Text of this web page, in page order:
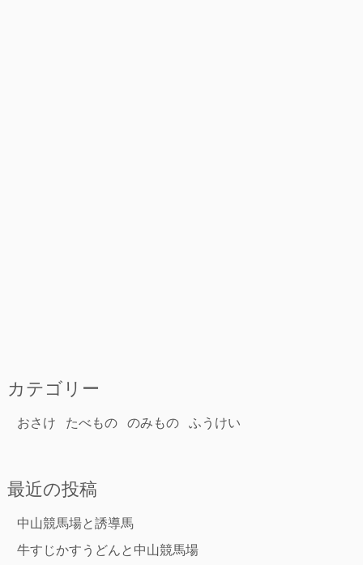
カテゴリー
おさけ たべもの のみもの ふうけい
最近の投稿
中山競馬場と誘導馬
牛すじかすうどんと中山競馬場